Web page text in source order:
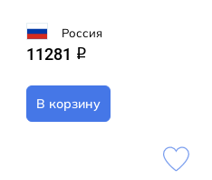
Россия
11281 q
В корзину